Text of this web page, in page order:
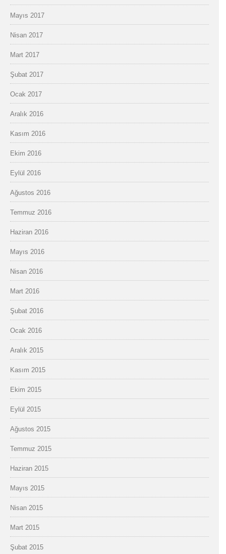
Mayıs 2017
Nisan 2017
Mart 2017
Şubat 2017
Ocak 2017
Aralık 2016
Kasım 2016
Ekim 2016
Eylül 2016
Ağustos 2016
Temmuz 2016
Haziran 2016
Mayıs 2016
Nisan 2016
Mart 2016
Şubat 2016
Ocak 2016
Aralık 2015
Kasım 2015
Ekim 2015
Eylül 2015
Ağustos 2015
Temmuz 2015
Haziran 2015
Mayıs 2015
Nisan 2015
Mart 2015
Şubat 2015